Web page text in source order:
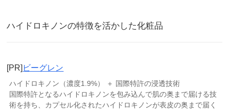
ハイドロキノンの特徴を活かした化粧品
[PR] ビーグレン
ハイドロキノン（濃度1.9%） ＋ 国際特許の浸透技術
国際特許となるハイドロキノンを包み込んで肌の奥まで届ける技
術を持ち、カプセル化されたハイドロキノンが表皮の奥まで届く